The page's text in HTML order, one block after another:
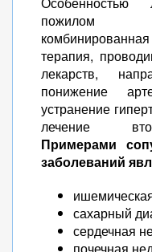
пожилом
терапия,
лекарств,
понижение
устранение
лечение
Примерами
заболеваний
сахарный
сердечная